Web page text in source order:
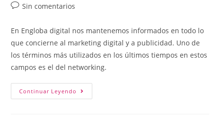
Sin comentarios
En Engloba digital nos mantenemos informados en todo lo
que concierne al marketing digital y a publicidad. Uno de
los términos más utilizados en los últimos tiempos en estos
campos es el del networking.
Continuar Leyendo